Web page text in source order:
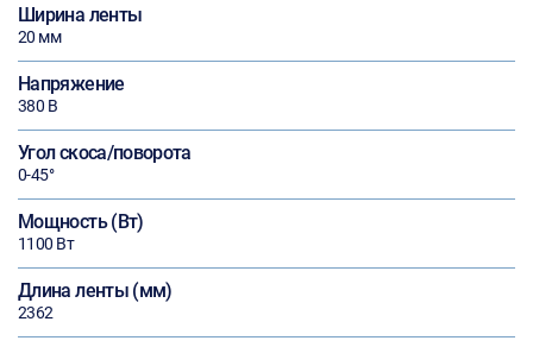
Ширина ленты
20 мм
Напряжение
380 В
Угол скоса/поворота
0-45°
Мощность (Вт)
1100 Вт
Длина ленты (мм)
2362